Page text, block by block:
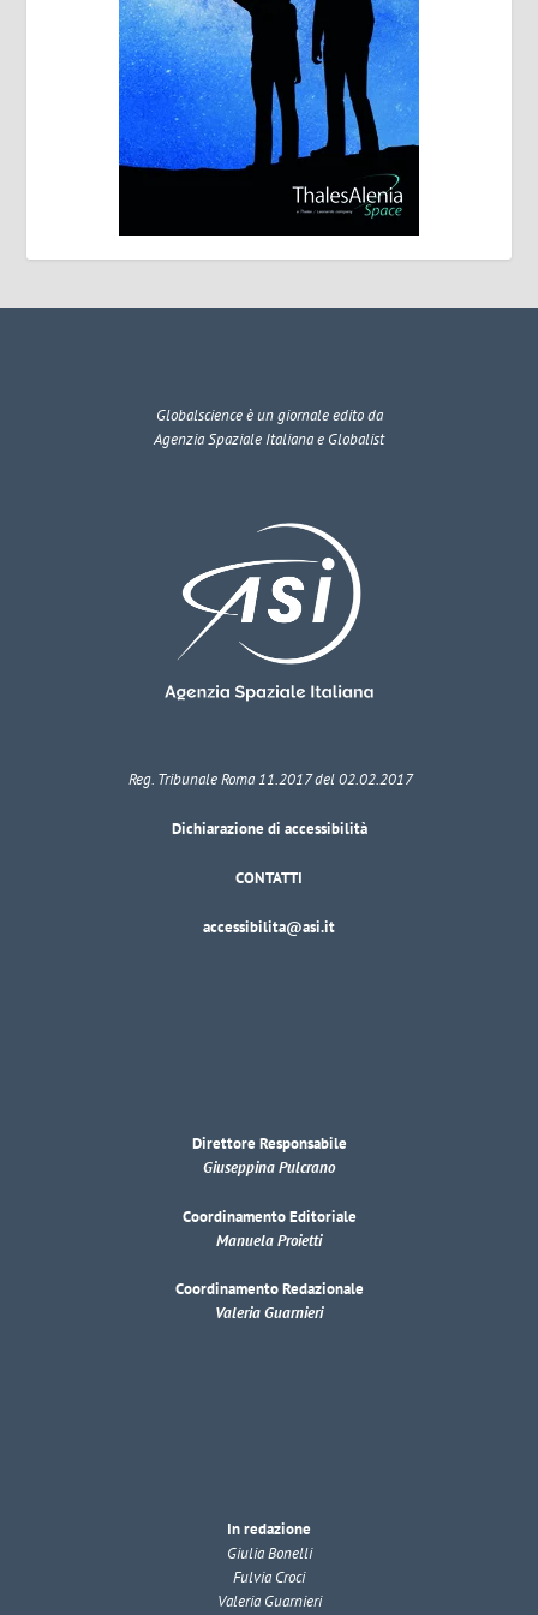
Globalscienceè un giornale edito da
Agenzia Spaziale Italiana e Globalist
Reg. Tribunale Roma 11.2017 del 02.02.2017
Dichiarazione di accessibilità
CONTATTI
accessibilita@asi.it
Direttore Responsabile
Giuseppina Pulcrano
Coordinamento Editoriale
Manuela Proietti
Coordinamento Redazionale
Valeria Guarnieri
In redazione
Giulia Bonelli
Fulvia Croci
Valeria Guarnieri